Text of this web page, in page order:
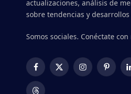
actualizaciones, análisis de
sobre tendencias y
Somos sociales. Conéctate
Facebook
X
Instagram